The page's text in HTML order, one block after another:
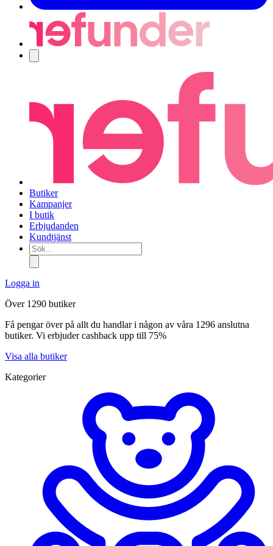
Butiker
Kampanjer
I butik
Erbjudanden
Kundtjänst
Sök...
Logga in
Över 1290 butiker
Få pengar över på allt du handlar i någon av våra 1296 anslutna
butiker. Vi erbjuder cashback upp till 75%
Visa alla butiker
Kategorier